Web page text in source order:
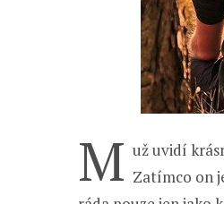
M už uvidí
Zatímco on